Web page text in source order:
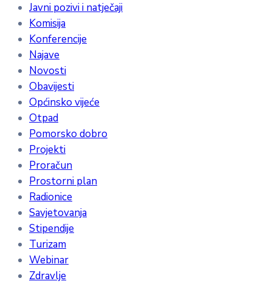
Javni pozivi i natječaji
Komisija
Konferencije
Najave
Novosti
Obavijesti
Općinsko vijeće
Otpad
Pomorsko dobro
Projekti
Proračun
Prostorni plan
Radionice
Savjetovanja
Stipendije
Turizam
Webinar
Zdravlje